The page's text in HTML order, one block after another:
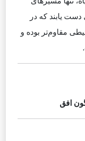
یابند که در
مقاوم‌تر بوده و
افق